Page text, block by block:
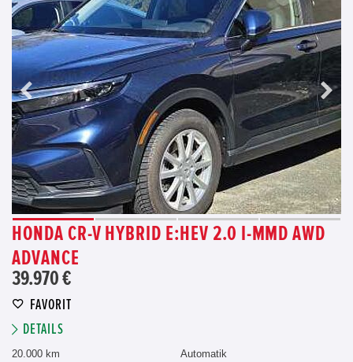
HONDA CR-V HYBRID E:HEV 2.0 I-MMD AWD
ADVANCE
39.970 €
FAVORIT
DETAILS
20.000 km
Automatik